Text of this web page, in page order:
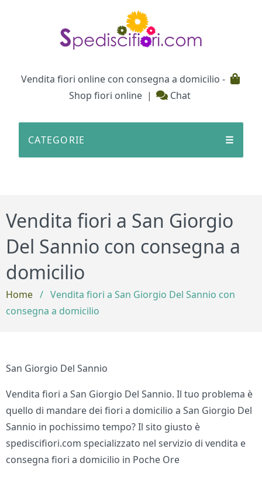
Vendita fiori online con consegna a domicilio -
Shop fiori online | Chat
CATEGORIE ☰
Vendita fiori a San Giorgio
Del Sannio con consegna a
domicilio
Home / Vendita fiori a San Giorgio Del Sannio con
consegna a domicilio
San Giorgio Del Sannio
Vendita fiori a San Giorgio Del Sannio. Il tuo problema è
quello di mandare dei fiori a domicilio a San Giorgio Del
Sannio in pochissimo tempo? Il sito giusto è
spediscifiori.com specializzato nel servizio di vendita e
consegna fiori a domicilio in Poche Ore